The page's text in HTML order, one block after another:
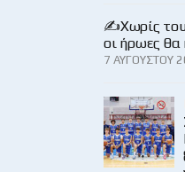
✍️Χωρίς
οι ήρωες θα
7 ΑΥΓΟΎΣΤΟΥ